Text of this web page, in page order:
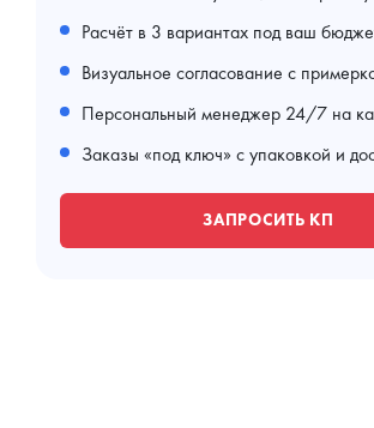
Расчёт в 3 вариантах под ваш
Визуальное согласование с
Персональный менеджер 24/7 на
Заказы «под ключ» с упаковкой и
ЗАПРОСИТЬ КП